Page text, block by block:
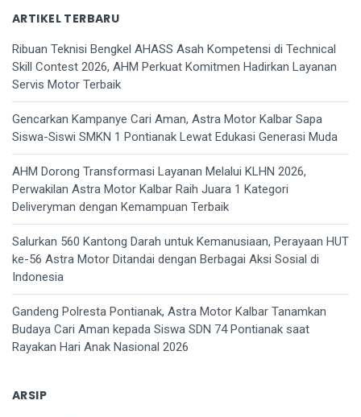
ARTIKEL TERBARU
Ribuan Teknisi Bengkel AHASS Asah Kompetensi di Technical
Skill Contest 2026, AHM Perkuat Komitmen Hadirkan Layanan
Servis Motor Terbaik
Gencarkan Kampanye Cari Aman, Astra Motor Kalbar Sapa
Siswa-Siswi SMKN 1 Pontianak Lewat Edukasi Generasi Muda
AHM Dorong Transformasi Layanan Melalui KLHN 2026,
Perwakilan Astra Motor Kalbar Raih Juara 1 Kategori
Deliveryman dengan Kemampuan Terbaik
Salurkan 560 Kantong Darah untuk Kemanusiaan, Perayaan HUT
ke-56 Astra Motor Ditandai dengan Berbagai Aksi Sosial di
Indonesia
Gandeng Polresta Pontianak, Astra Motor Kalbar Tanamkan
Budaya Cari Aman kepada Siswa SDN 74 Pontianak saat
Rayakan Hari Anak Nasional 2026
ARSIP